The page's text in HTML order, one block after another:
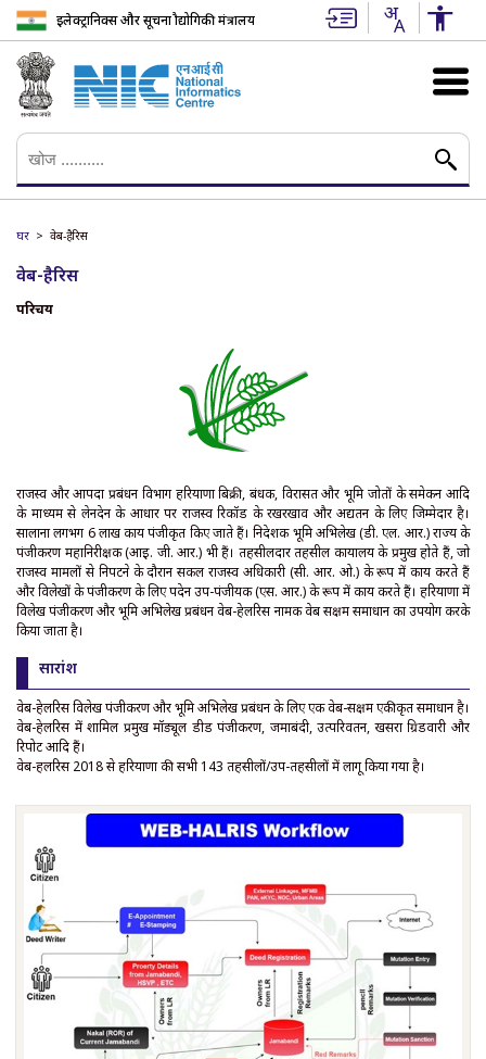
इलेक्ट्रानिक्स और सूचना प्रौद्योगिकी मंत्रालय
घर वेब-हैरिस
वेब-हैरिस
परिचय
राजस्व और आपदा प्रबंधन विभाग हरियाणा बिक्री, बंधक, विरासत और भूमि जोतों के समेकन आदि
के माध्यम से लेनदेन के आधार पर राजस्व रिकॉर्ड के रखरखाव और अद्यतन के लिए जिम्मेदार है।
सालाना लगभग 6 लाख कार्य पंजीकृत किए जाते हैं। निदेशक भूमि अभिलेख (डी. एल. आर.) राज्य के
पंजीकरण महानिरीक्षक (आई. जी. आर.) भी हैं। तहसीलदार तहसील कार्यालय के प्रमुख होते हैं, जो
राजस्व मामलों से निपटने के दौरान सर्कल राजस्व अधिकारी (सी. आर. ओ.) के रूप में कार्य करते हैं
और विलेखों के पंजीकरण के लिए पदेन उप-पंजीयक (एस. आर.) के रूप में कार्य करते हैं। हरियाणा में
विलेख पंजीकरण और भूमि अभिलेख प्रबंधन वेब-हेलरिस नामक वेब सक्षम समाधान का उपयोग करके
किया जाता है।
सारांश
वेब-हेलरिस विलेख पंजीकरण और भूमि अभिलेख प्रबंधन के लिए एक वेब-सक्षम एकीकृत समाधान है।
वेब-हेलरिस में शामिल प्रमुख मॉड्यूल डीड पंजीकरण, जमाबंदी, उत्परिवर्तन, खसरा ग्रिडवारी और
रिपोर्ट आदि हैं।
वेब-हलरिस 2018 से हरियाणा की सभी 143 तहसीलों/उप-तहसीलों में लागू किया गया है।